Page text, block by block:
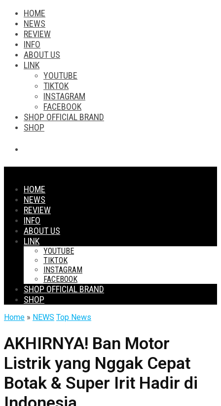
HOME
NEWS
REVIEW
INFO
ABOUT US
LINK
YOUTUBE
TIKTOK
INSTAGRAM
FACEBOOK
SHOP OFFICIAL BRAND
SHOP
HOME
NEWS
REVIEW
INFO
ABOUT US
LINK
YOUTUBE
TIKTOK
INSTAGRAM
FACEBOOK
SHOP OFFICIAL BRAND
SHOP
Home » NEWS Top News
AKHIRNYA! Ban Motor
Listrik yang Nggak Cepat
Botak & Super Irit Hadir di